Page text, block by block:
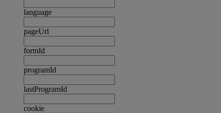
language
pageUrl
formId
programId
lastProgramId
cookie